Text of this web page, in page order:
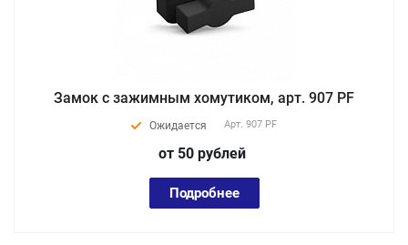
Замок с зажимным хомутиком, арт. 907 PF
Ожидается Арт. 907 PF
от 50 рублей
Подробнее